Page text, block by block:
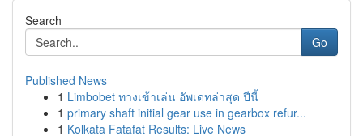
Search
Go
Published News
1 Limbobet ทางเข้าเล่น อัพเดทล่าสุด ปีนี้
1 primary shaft initial gear use in gearbox refur...
1 Kolkata Fatafat Results: Live News